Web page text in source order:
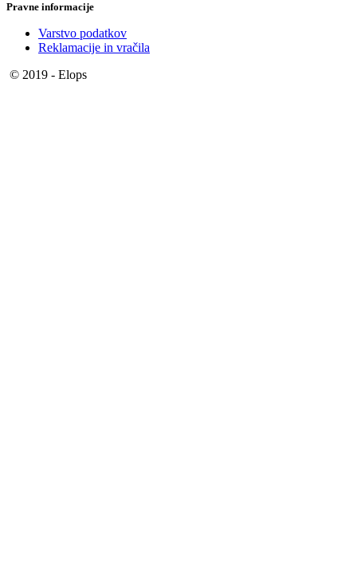
Pravne informacije
Varstvo podatkov
Reklamacije in vračila
© 2019 - Elops